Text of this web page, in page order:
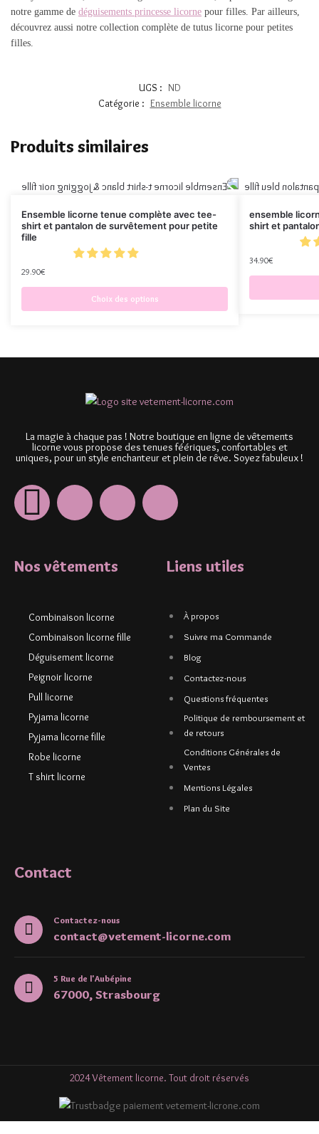
notre gamme de déguisements princesse licorne pour filles. Par ailleurs,
découvrez aussi notre collection complète de tutus licorne pour petites
filles.
UGS : ND
Catégorie : Ensemble licorne
Produits similaires
Ensemble licorne tenue complète avec tee-
shirt et pantalon de survêtement pour petite
fille
29.90€
Choix des options
ensemble
shirt et
34.90€
La magie à chaque pas ! Notre boutique en ligne de vêtements
licorne vous propose des tenues féériques, confortables et
uniques, pour un style enchanteur et plein de rêve. Soyez fabuleux !
Nos vêtements
Combinaison licorne
Combinaison licorne fille
Déguisement licorne
Peignoir licorne
Pull licorne
Pyjama licorne
Pyjama licorne fille
Robe licorne
T shirt licorne
Liens utiles
À propos
Suivre ma Commande
Blog
Contactez-nous
Questions fréquentes
Politique de remboursement et
de retours
Conditions Générales de
Ventes
Mentions Légales
Plan du Site
Contact
Contactez-nous
contact@vetement-licorne.com
5 Rue de l'Aubépine
67000, Strasbourg
2024 Vêtement licorne. Tout droit réservés